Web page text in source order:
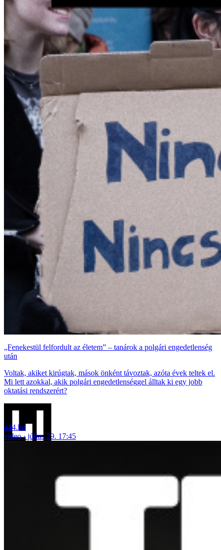
„Fenekestül felfordult az életem” – tanárok a polgári engedetlenség
után
Voltak, akiket kirúgtak, mások önként távoztak, azóta évek teltek el.
Mi lett azokkal, akik polgári engedetlenséggel álltak ki egy jobb
oktatási rendszerért?
444.hu
video
július 29. 17:45